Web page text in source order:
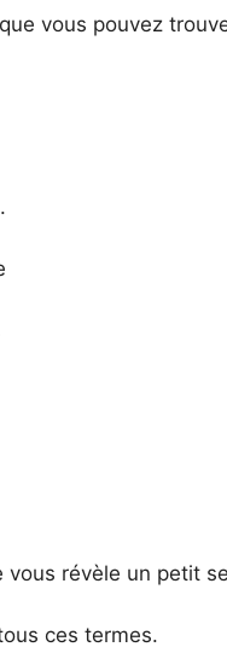
vous pouvez
vous révèle un petit
ces termes.